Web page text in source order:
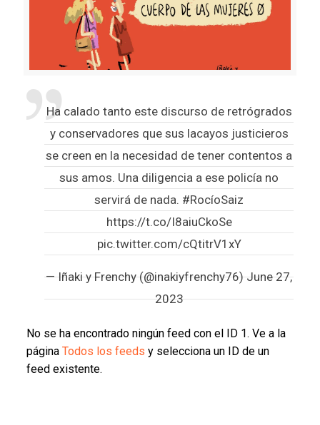
Ha calado tanto este discurso de retrógrados
y conservadores que sus lacayos justicieros
se creen en la necesidad de tener contentos a
sus amos. Una diligencia a ese policía no
servirá de nada. #RocíoSaiz
https://t.co/I8aiuCkoSe
pic.twitter.com/cQtitrV1xY
— Iñaki y Frenchy (@inakiyfrenchy76)June 27,
2023
No se ha encontrado ningún feed con el ID 1. Ve a la
página Todos los feeds y selecciona un ID de un
feed existente.